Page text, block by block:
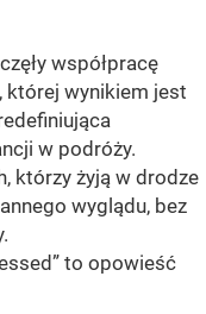
współpracę
której wynikiem jest
w podróży.
którzy żyją w drodze
wyglądu, bez
to opowieść